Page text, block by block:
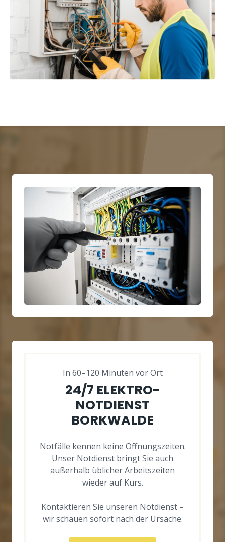
In 60–120 Minuten vor Ort
24/7 ELEKTRO-
NOTDIENST
BORKWALDE
Notfälle kennen keine Öffnungszeiten.
Unser Notdienst bringt Sie auch
außerhalb üblicher Arbeitszeiten
wieder auf Kurs.
Kontaktieren Sie unseren Notdienst –
wir schauen sofort nach der Ursache.